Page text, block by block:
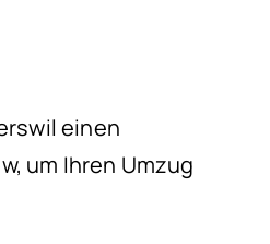
einen
um Ihren Umzug